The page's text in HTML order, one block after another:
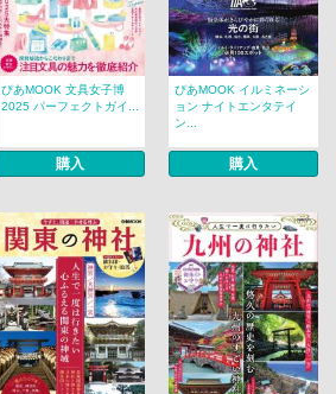
ぴあMOOK 文具女子博
2025 パーフェクトガイ...
購入
ぴあMOOK イルミネーシ
ョン ナイトエンタテイ
ン...
購入